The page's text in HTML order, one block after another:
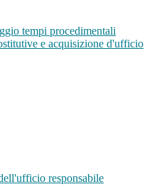
tempi procedimentali
e acquisizione d'ufficio
responsabile